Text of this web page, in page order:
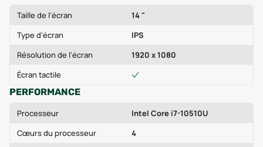
Taille de l'écran
14 "
Type d'écran
IPS
Résolution de l'écran
1920 x 1080
Écran tactile
PERFORMANCE
Processeur
Intel Core i7-10510U
Cœurs du processeur
4